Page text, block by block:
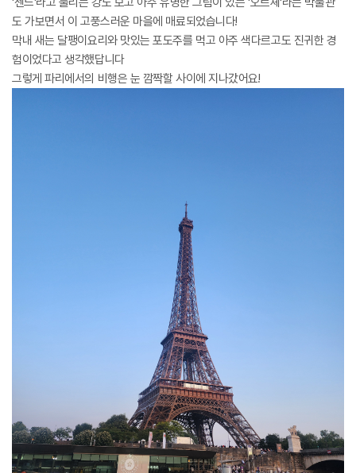
도 가보면서 이 고풍스러운 마을에 매료되었습니다!
막내 새는 달팽이요리와 맛있는 포도주를 먹고 아주 색다르고도 진귀한 경
험이었다고 생각했답니다
그렇게 파리에서의 비행은 눈 깜짝할 사이에 지나갔어요!